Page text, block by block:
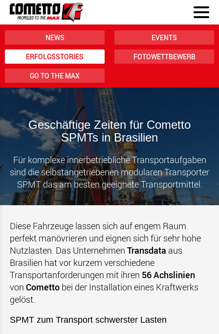
NEWS EVENTS
ERFOLGSSTORIES FOTOWETTBEWERB
GO TO THE MAX
Geschäftige Zeiten für Cometto
SPMTs in Brasilien
Für komplexe innerbetriebliche Transportaufgaben
sind die selbstangetriebenen modularen Transporter
SPMT das am besten geeignete Transportmittel.
Diese Fahrzeuge lassen sich auf engem Raum
perfekt manövrieren und eignen sich für sehr hohe
Nutzlasten. Das Unternehmen Transdata aus
Brasilien hat vor kurzem verschiedene
Transportanforderungen mit ihren 56 Achslinien
von Cometto bei der Installation eines Kraftwerks
gelöst.
SPMT zum Transport schwerster Lasten